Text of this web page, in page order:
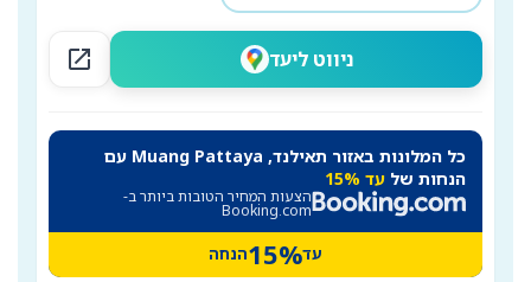
open_in_new ניווט ליעד
כל המלונות באזור תאילנד, Muang Pattaya עם
הנחות של עד 15%
הצעות המחיר הטובות ביותר ב-
Booking.com
עד15%הנחה